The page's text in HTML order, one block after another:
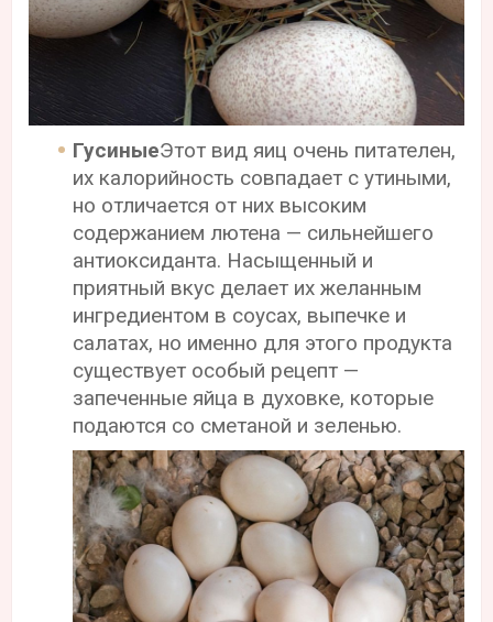
ГусиныеЭтот вид яиц очень питателен,
их калорийность совпадает с утиными,
но отличается от них высоким
содержанием лютена — сильнейшего
антиоксиданта. Насыщенный и
приятный вкус делает их желанным
ингредиентом в соусах, выпечке и
салатах, но именно для этого продукта
существует особый рецепт —
запеченные яйца в духовке, которые
подаются со сметаной и зеленью.